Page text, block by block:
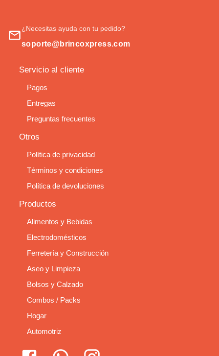
¿Necesitas ayuda con tu pedido?
soporte@brincoxpress.com
Servicio al cliente
Pagos
Entregas
Preguntas frecuentes
Otros
Política de privacidad
Términos y condiciones
Política de devoluciones
Productos
Alimentos y Bebidas
Electrodomésticos
Ferretería y Construcción
Aseo y Limpieza
Bolsos y Calzado
Combos / Packs
Hogar
Automotriz